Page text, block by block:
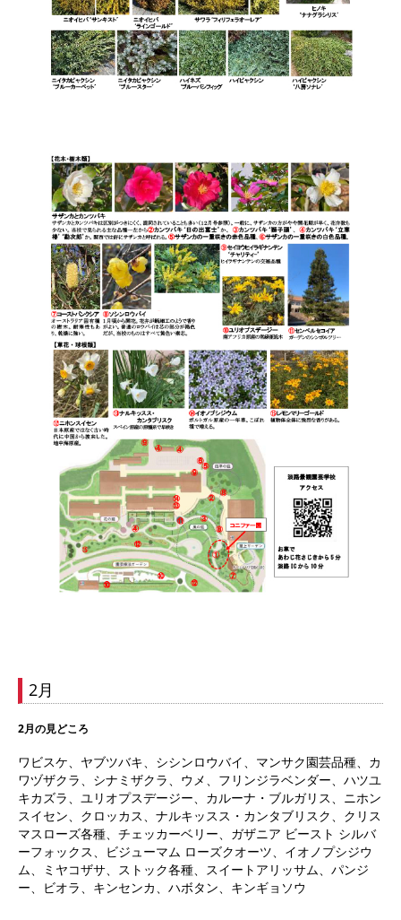
2月
2月の見どころ
ワビスケ、ヤブツバキ、シシンロウバイ、マンサク園芸品種、カ
ワヅザクラ、シナミザクラ、ウメ、フリンジラベンダー、ハツユ
キカズラ、ユリオプスデージー、カルーナ・ブルガリス、ニホン
スイセン、クロッカス、ナルキッスス・カンタブリスク、クリス
マスローズ各種、チェッカーベリー、ガザニア ビースト シルバ
ーフォックス、ビジューマム ローズクオーツ、イオノプシジウ
ム、ミヤコザサ、ストック各種、スイートアリッサム、パンジ
ー、ビオラ、キンセンカ、ハボタン、キンギョソウ